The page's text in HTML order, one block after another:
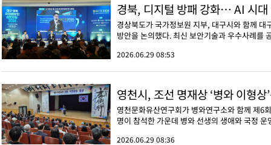
경북, 디지털 방패 강화… AI 시대
경상북도가 국가정보원 지부, 대구시와 함께
방안을 논의했다. 최신 보안기술과 우수사례를
2026.06.29 08:53
영천시, 조선 명재상 ‘병와 이형
영천문화유산연구회가 병와연구소와 함께 제6
명이 참석한 가운데 병와 선생의 생애와 국정
2026.06.29 08:36